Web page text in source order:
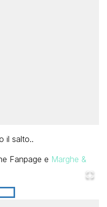
il salto..
Fanpage e Marghe &